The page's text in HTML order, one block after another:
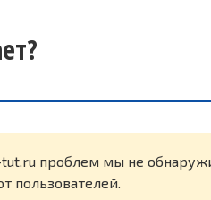
tut.ru проблем мы не
пользователей.